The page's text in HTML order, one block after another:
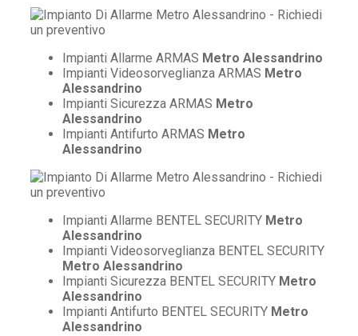
Impianti Allarme ARMAS Metro Alessandrino
Impianti Videosorveglianza ARMAS Metro
Alessandrino
Impianti Sicurezza ARMAS Metro
Alessandrino
Impianti Antifurto ARMAS Metro
Alessandrino
Impianti Allarme BENTEL SECURITY Metro
Alessandrino
Impianti Videosorveglianza BENTEL SECURITY
Metro Alessandrino
Impianti Sicurezza BENTEL SECURITY Metro
Alessandrino
Impianti Antifurto BENTEL SECURITY Metro
Alessandrino